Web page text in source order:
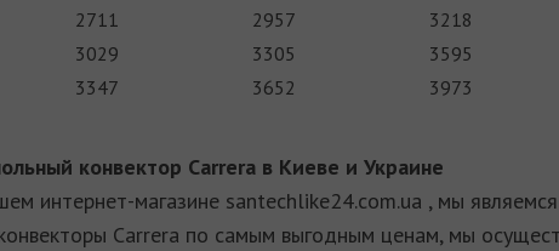
2711 2957
3218
3029 3305
3595
3347 3652 3973
конвектор Carrera в Киеве и Украине
интернет-магазине santechlike24.com.ua , мы
Carrera по самым выгодным ценам, мы